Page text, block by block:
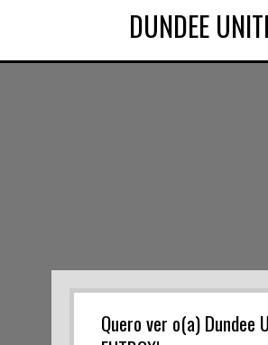
DUNDEE
Quero ver o(a) Dundee